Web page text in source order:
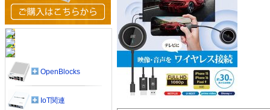
OpenBlocks
IoT関連